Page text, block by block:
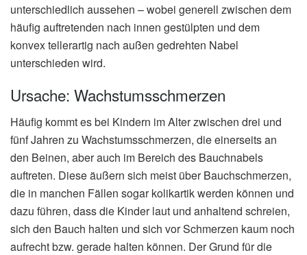
unterschiedlich aussehen – wobei generell zwischen dem
häufig auftretenden nach innen gestülpten und dem
konvex tellerartig nach außen gedrehten Nabel
unterschieden wird.
Ursache: Wachstumsschmerzen
Häufig kommt es bei Kindern im Alter zwischen drei und
fünf Jahren zu Wachstumsschmerzen, die einerseits an
den Beinen, aber auch im Bereich des Bauchnabels
auftreten. Diese äußern sich meist über Bauchschmerzen,
die in manchen Fällen sogar kolikartik werden können und
dazu führen, dass die Kinder laut und anhaltend schreien,
sich den Bauch halten und sich vor Schmerzen kaum noch
aufrecht bzw. gerade halten können. Der Grund für die